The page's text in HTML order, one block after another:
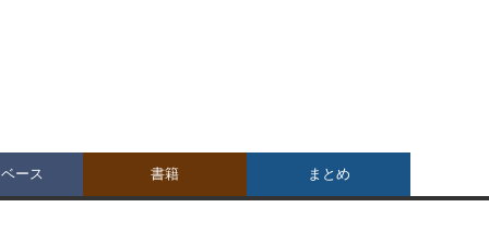
ース 書籍 まとめ